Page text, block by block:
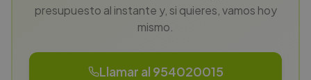
presupuesto al instante y, si quieres, vamos hoy
mismo.
Llamar al 954020015